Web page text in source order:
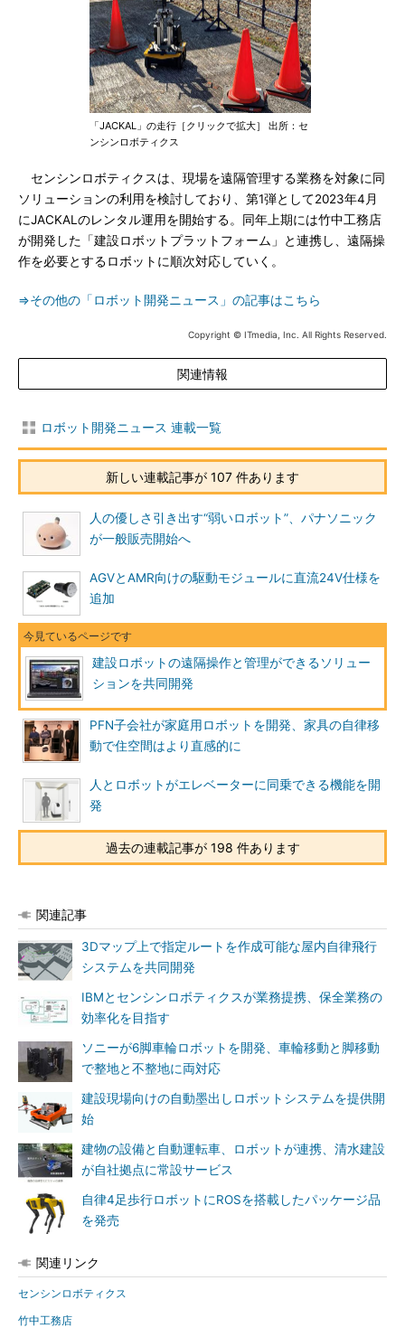
「JACKAL」の走行［クリックで拡大］ 出所：セ
ンシンロボティクス
センシンロボティクスは、現場を遠隔管理する業務を対象に同
ソリューションの利用を検討しており、第1弾として2023年4月
にJACKALのレンタル運用を開始する。同年上期には竹中工務店
が開発した「建設ロボットプラットフォーム」と連携し、遠隔操
作を必要とするロボットに順次対応していく。
⇒その他の「ロボット開発ニュース」の記事はこちら
Copyright © ITmedia, Inc. All Rights Reserved.
関連情報
ロボット開発ニュース 連載一覧
新しい連載記事が 107 件あります
人の優しさ引き出す“弱いロボット”、パナソニック
が一般販売開始へ
AGVとAMR向けの駆動モジュールに直流24V仕様を
追加
建設ロボットの遠隔操作と管理ができるソリュー
ションを共同開発
PFN子会社が家庭用ロボットを開発、家具の自律移
動で住空間はより直感的に
人とロボットがエレベーターに同乗できる機能を開
発
過去の連載記事が 198 件あります
関連記事
3Dマップ上で指定ルートを作成可能な屋内自律飛行
システムを共同開発
IBMとセンシンロボティクスが業務提携、保全業務の
効率化を目指す
ソニーが6脚車輪ロボットを開発、車輪移動と脚移動
で整地と不整地に両対応
建設現場向けの自動墨出しロボットシステムを提供開
始
建物の設備と自動運転車、ロボットが連携、清水建設
が自社拠点に常設サービス
自律4足歩行ロボットにROSを搭載したパッケージ品
を発売
関連リンク
センシンロボティクス
竹中工務店